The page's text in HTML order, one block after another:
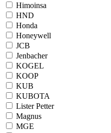
Himoinsa
HND
Honda
Honeywell
JCB
Jenbacher
KOGEL
KOOP
KUB
KUBOTA
Lister Petter
Magnus
MGE